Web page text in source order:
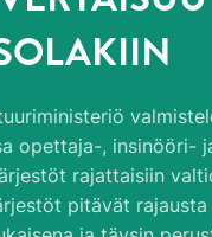
opettaja-, insinööri-
rajattaisiin
pitävät rajausta